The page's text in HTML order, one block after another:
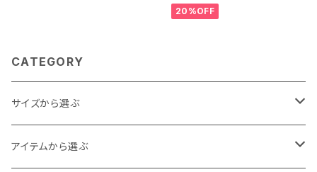
20%OFF
CATEGORY
サイズから選ぶ
Baby
アイテムから選ぶ